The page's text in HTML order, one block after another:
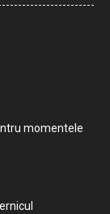
momentele